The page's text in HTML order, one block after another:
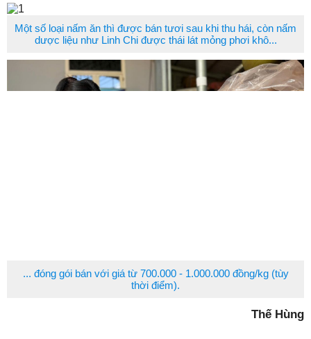
Một số loại nấm ăn thì được bán tươi sau khi thu hái, còn nấm
dược liệu như Linh Chi được thái lát mỏng phơi khô...
... đóng gói bán với giá từ 700.000 - 1.000.000 đồng/kg (tùy
thời điểm).
Thế Hùng